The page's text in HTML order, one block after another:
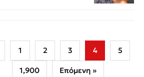
1 2 3 4 5
1,900 Επόμενη »